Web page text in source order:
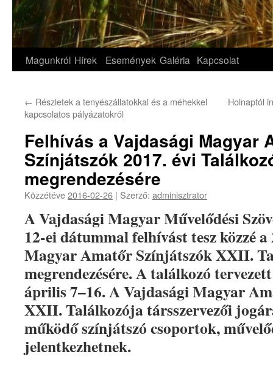
Magunkról Hírek Események Galéria Kapcsolat
← Részletek a tenyészállatokkal és a méhekkel
kapcsolatos pályázatokról
Holnaptól
Felhívás a Vajdasági Magyar
Színjátszók 2017. évi
megrendezésére
Közzétéve2016-02-26 | Szerző: adminisztrator
A Vajdasági Magyar Művelődési
12-ei dátummal felhívást tesz közzé
Magyar Amatőr Színjátszók XXII.
megrendezésére. A találkozó
április 7–16. A Vajdasági Magyar
XXII. Találkozója társszervezői
működő színjátszó csoportok,
jelentkezhetnek.